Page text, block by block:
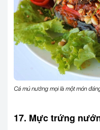
Cá mú nướng mọi là một món
17. Mực trứng